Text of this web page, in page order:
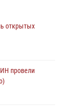
смыслов»
Золотов
открытых
провели